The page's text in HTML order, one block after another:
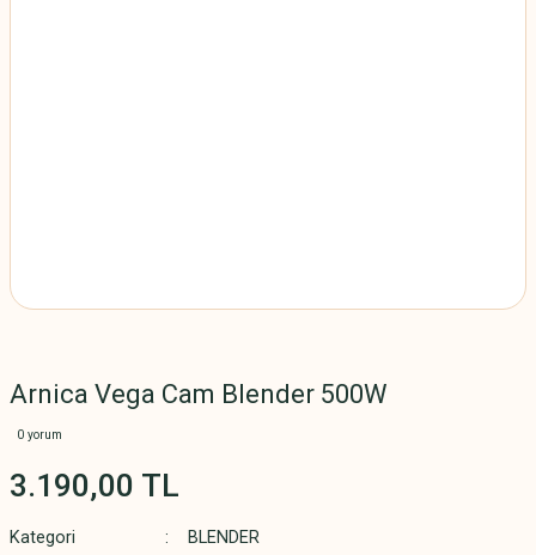
Arnica Vega Cam Blender 500W
0 yorum
3.190,00 TL
Kategori
BLENDER